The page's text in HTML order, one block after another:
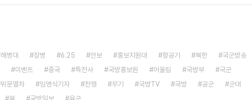
해병대 장병 6.25 안보 홍보지원대 항공기 북한
국군방송
이벤트 중국 특전사 국방홍보원 어울림 국방부
국군
위문열차 임영식기자 전쟁 무기 국방TV 국방 공군
군대